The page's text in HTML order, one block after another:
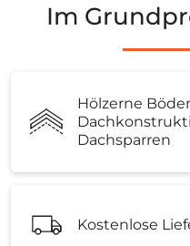
Im
Hölzerne
Dachsparren
Kostenlose